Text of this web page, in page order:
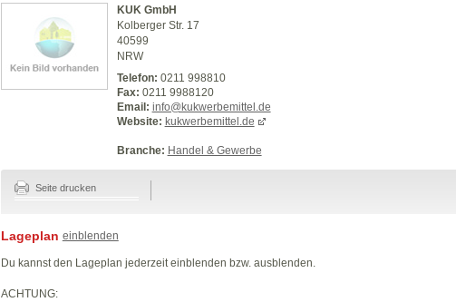
KUK GmbH
Kolberger Str. 17
40599
NRW
Telefon: 0211 998810
Fax: 0211 9988120
Email: info@kukwerbemittel.de
Website: kukwerbemittel.de
Branche: Handel & Gewerbe
Seite drucken
Lageplan einblenden
Du kannst den Lageplan jederzeit einblenden bzw. ausblenden.
ACHTUNG: